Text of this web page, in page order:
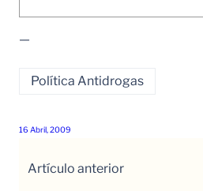
—
Política Antidrogas
16 Abril, 2009
Artículo anterior